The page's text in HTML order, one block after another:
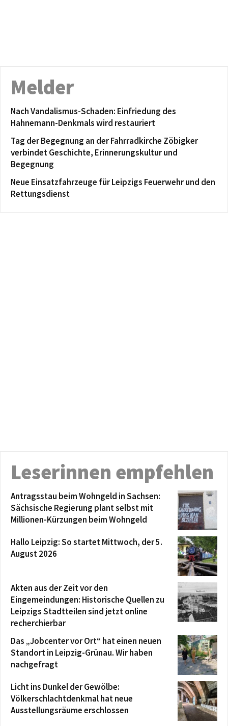
Melder
Nach Vandalismus-Schaden: Einfriedung des
Hahnemann-Denkmals wird restauriert
Tag der Begegnung an der Fahrradkirche Zöbigker
verbindet Geschichte, Erinnerungskultur und
Begegnung
Neue Einsatzfahrzeuge für Leipzigs Feuerwehr und den
Rettungsdienst
Leserinnen empfehlen
Antragsstau beim Wohngeld in Sachsen:
Sächsische Regierung plant selbst mit
Millionen-Kürzungen beim Wohngeld
Hallo Leipzig: So startet Mittwoch, der 5.
August 2026
Akten aus der Zeit vor den
Eingemeindungen: Historische Quellen zu
Leipzigs Stadtteilen sind jetzt online
recherchierbar
Das „Jobcenter vor Ort“ hat einen neuen
Standort in Leipzig-Grünau. Wir haben
nachgefragt
Licht ins Dunkel der Gewölbe:
Völkerschlachtdenkmal hat neue
Ausstellungsräume erschlossen